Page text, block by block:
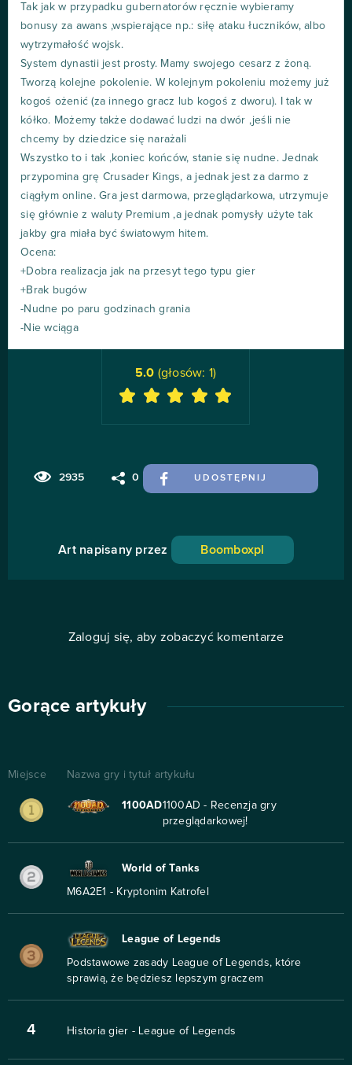
Tak jak w przypadku gubernatorów ręcznie wybieramy
bonusy za awans ,wspierające np.: siłę ataku łuczników, albo
wytrzymałość wojsk.
System dynastii jest prosty. Mamy swojego cesarz z żoną.
Tworzą kolejne pokolenie. W kolejnym pokoleniu możemy już
kogoś ożenić (za innego gracz lub kogoś z dworu). I tak w
kółko. Możemy także dodawać ludzi na dwór ,jeśli nie
chcemy by dziedzice się narażali
Wszystko to i tak ,koniec końców, stanie się nudne. Jednak
przypomina grę Crusader Kings, a jednak jest za darmo z
ciągłym online. Gra jest darmowa, przeglądarkowa, utrzymuje
się głównie z waluty Premium ,a jednak pomysły użyte tak
jakby gra miała być światowym hitem.
Ocena:
+Dobra realizacja jak na przesyt tego typu gier
+Brak bugów
-Nudne po paru godzinach grania
-Nie wciąga
2935 0 UDOSTĘPNIJ
5.0 (głosów: 1)
Art napisany przez Boomboxpl
Zaloguj się, aby zobaczyć komentarze
Gorące artykuły
Miejsce Nazwa gry i tytuł artykułu
1100AD1100AD - Recenzja gry
przeglądarkowej!
World of Tanks
M6A2E1 - Kryptonim Katrofel
League of Legends
Podstawowe zasady League of Legends, które
sprawią, że będziesz lepszym graczem
4 Historia gier - League of Legends